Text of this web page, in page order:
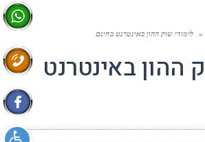
» לימודי שוק ההון באינטרנט בחינם
ההון באינטרנט
פתח